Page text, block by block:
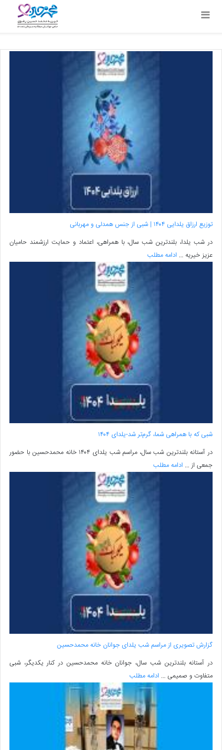
توزیع ارزاق یلدایی ۱۴۰۴ | شبی از جنس همدلی و مهربانی
در شب یلدا، بلندترین شب سال، با همراهی، اعتماد و حمایت ارزشمند حامیان
عزیز خیریه ... ادامه مطلب
شبی که با همراهی شما، گرم‌تر شد-یلدای ۱۴۰۴
در آستانه بلندترین شب سال، مراسم شب یلدای ۱۴۰۴ خانه محمدحسین با حضور
جمعی از ... ادامه مطلب
گزارش تصویری از مراسم شب یلدای جوانان خانه محمدحسین
در آستانه بلندترین شب سال، جوانان خانه محمدحسین در کنار یکدیگر، شبی
متفاوت و صمیمی ... ادامه مطلب